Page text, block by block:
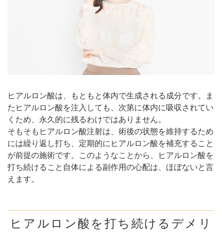
理想と違った！こんなときヒアルロン酸を早く
吸収させる方法はある？
ヒアルロン酸をやめたらどうなる？
ヒアルロン酸注射の効果は永遠ではない
プライベートスキンクリニック(PSC)のヒアルロン酸
ヒアルロン酸は、もともと体内で生成される成分です。ま
たヒアルロン酸を注入しても、次第に体内に吸収されてい
くため、永久的に残るわけではありません。
そもそもヒアルロン酸注射は、術後の状態を維持するため
には繰り返し打ち、定期的にヒアルロン酸を補充すること
が前提の施術です。このようなことから、ヒアルロン酸を
打ち続けること自体による副作用の心配は、ほぼないと言
えます。
ヒアルロン酸を打ち続けるデメリ